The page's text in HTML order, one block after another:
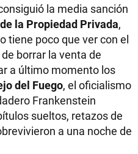
la media sanción
la Propiedad Privada,
tiene poco que ver con el
borrar la venta de
a último momento los
del Fuego, el oficialismo
Frankenstein
sueltos, retazos de
a una noche de